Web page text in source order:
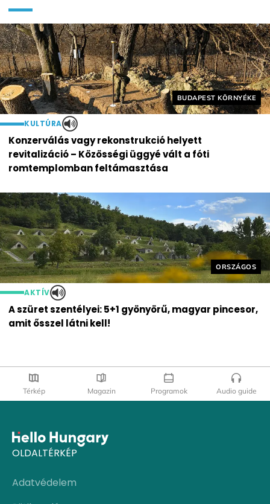
Helyszín címkék:
BUDAPEST KÖRNYÉKE
KULTÚRA
Konzerválás vagy rekonstrukció helyett
revitalizáció – Közösségi üggyé vált a fóti
romtemplomban feltámasztása
Helyszín
ORSZÁGOS
AKTÍV
A szüret szentélyei: 5+1 gyönyörű, magyar pincesor,
amit ősszel látni kell!
Térkép Magazin Programok Audio guide
OLDALTÉRKÉP
Adatvédelem